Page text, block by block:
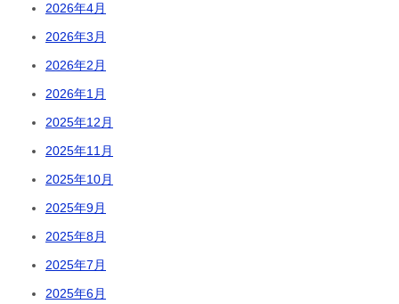
2026年4月
2026年3月
2026年2月
2026年1月
2025年12月
2025年11月
2025年10月
2025年9月
2025年8月
2025年7月
2025年6月